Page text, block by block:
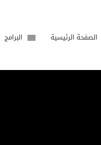
الصفحة الرئيسية البرامج